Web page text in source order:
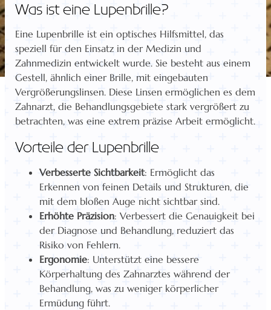
Was ist eine Lupenbrille?
Eine Lupenbrille ist ein optisches Hilfsmittel, das
speziell für den Einsatz in der Medizin und
Zahnmedizin entwickelt wurde. Sie besteht aus einem
Gestell, ähnlich einer Brille, mit eingebauten
Vergrößerungslinsen. Diese Linsen ermöglichen es dem
Zahnarzt, die Behandlungsgebiete stark vergrößert zu
betrachten, was eine extrem präzise Arbeit ermöglicht.
Vorteile der Lupenbrille
Verbesserte Sichtbarkeit: Ermöglicht das
Erkennen von feinen Details und Strukturen, die
mit dem bloßen Auge nicht sichtbar sind.
Erhöhte Präzision: Verbessert die Genauigkeit bei
der Diagnose und Behandlung, reduziert das
Risiko von Fehlern.
Ergonomie: Unterstützt eine bessere
Körperhaltung des Zahnarztes während der
Behandlung, was zu weniger körperlicher
Ermüdung führt.